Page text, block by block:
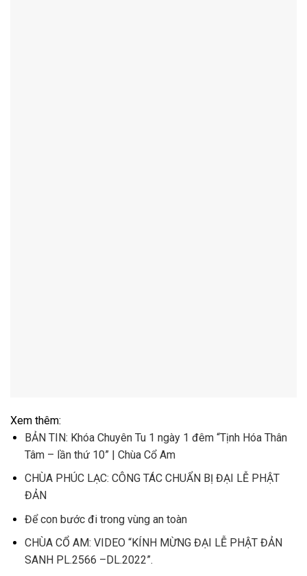
Xem thêm:
BẢN TIN: Khóa Chuyên Tu 1 ngày 1 đêm “Tịnh Hóa Thân
Tâm – lần thứ 10” | Chùa Cổ Am
CHÙA PHÚC LẠC: CÔNG TÁC CHUẨN BỊ ĐẠI LỄ PHẬT
ĐẢN
Để con bước đi trong vùng an toàn
CHÙA CỔ AM: VIDEO “KÍNH MỪNG ĐẠI LỄ PHẬT ĐẢN
SANH PL.2566 –DL.2022”.